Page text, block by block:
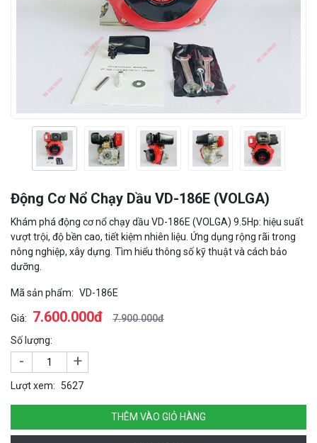
Động Cơ Nổ Chạy Dầu VD-186E (VOLGA)
Khám phá động cơ nổ chạy dầu VD-186E (VOLGA) 9.5Hp: hiệu suất
vượt trội, độ bền cao, tiết kiệm nhiên liệu. Ứng dụng rộng rãi trong
nông nghiệp, xây dựng. Tìm hiểu thông số kỹ thuật và cách bảo
dưỡng.
Mã sản phẩm: VD-186E
Giá: 7.600.000đ
7.900.000đ
Số lượng:
- +
Lượt xem: 5627
THÊM VÀO GIỎ HÀNG